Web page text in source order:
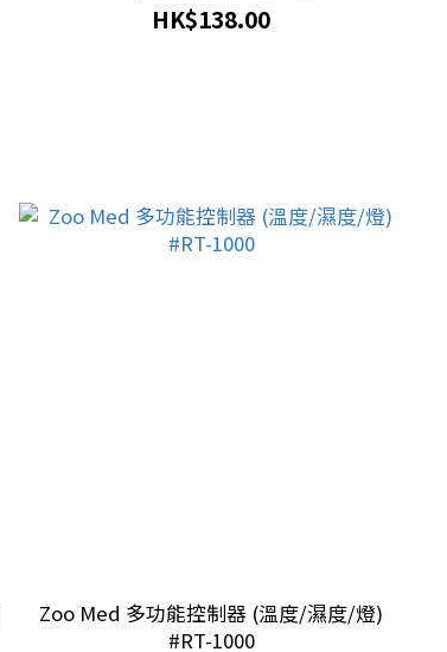
HK$138.00
Zoo Med 多功能控制器 (溫度/濕度/燈)
#RT-1000